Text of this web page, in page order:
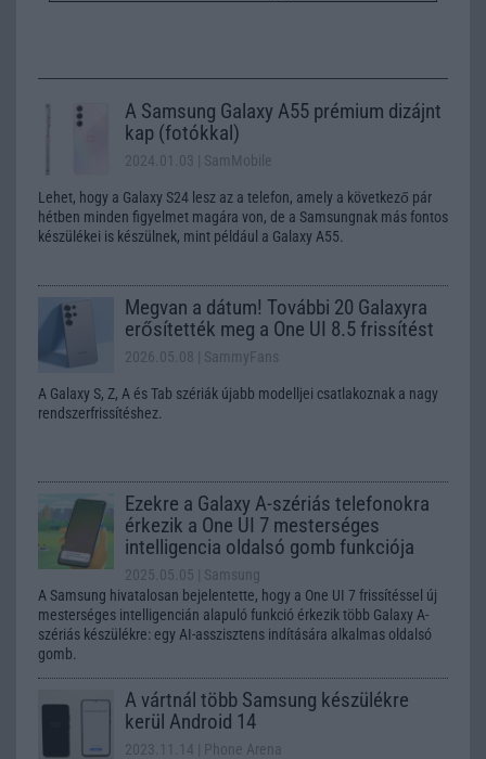
A Samsung Galaxy A55 prémium dizájnt
kap (fotókkal)
2024.01.03 | SamMobile
Lehet, hogy a Galaxy S24 lesz az a telefon, amely a következő pár
hétben minden figyelmet magára von, de a Samsungnak más fontos
készülékei is készülnek, mint például a Galaxy A55.
Megvan a dátum! További 20 Galaxyra
erősítették meg a One UI 8.5 frissítést
2026.05.08 | SammyFans
A Galaxy S, Z, A és Tab szériák újabb modelljei csatlakoznak a nagy
rendszerfrissítéshez.
Ezekre a Galaxy A-szériás telefonokra
érkezik a One UI 7 mesterséges
intelligencia oldalsó gomb funkciója
2025.05.05
| Samsung
A Samsung hivatalosan bejelentette, hogy a One UI 7 frissítéssel új
mesterséges intelligencián alapuló funkció érkezik több Galaxy A-
szériás készülékre: egy AI-asszisztens indítására alkalmas oldalsó
gomb.
A vártnál több Samsung készülékre
kerül Android 14
2023.11.14 | Phone Arena